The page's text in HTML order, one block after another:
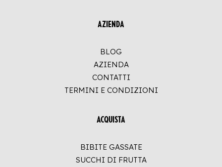
AZIENDA
BLOG
AZIENDA
CONTATTI
TERMINI E CONDIZIONI
ACQUISTA
BIBITE GASSATE
SUCCHI DI FRUTTA